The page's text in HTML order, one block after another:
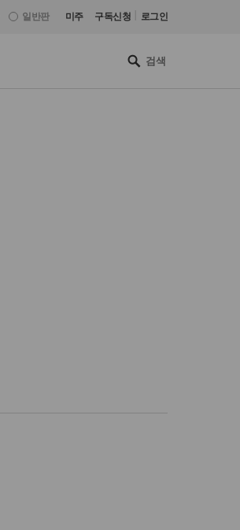
일반판 미주 구독신청 로그인